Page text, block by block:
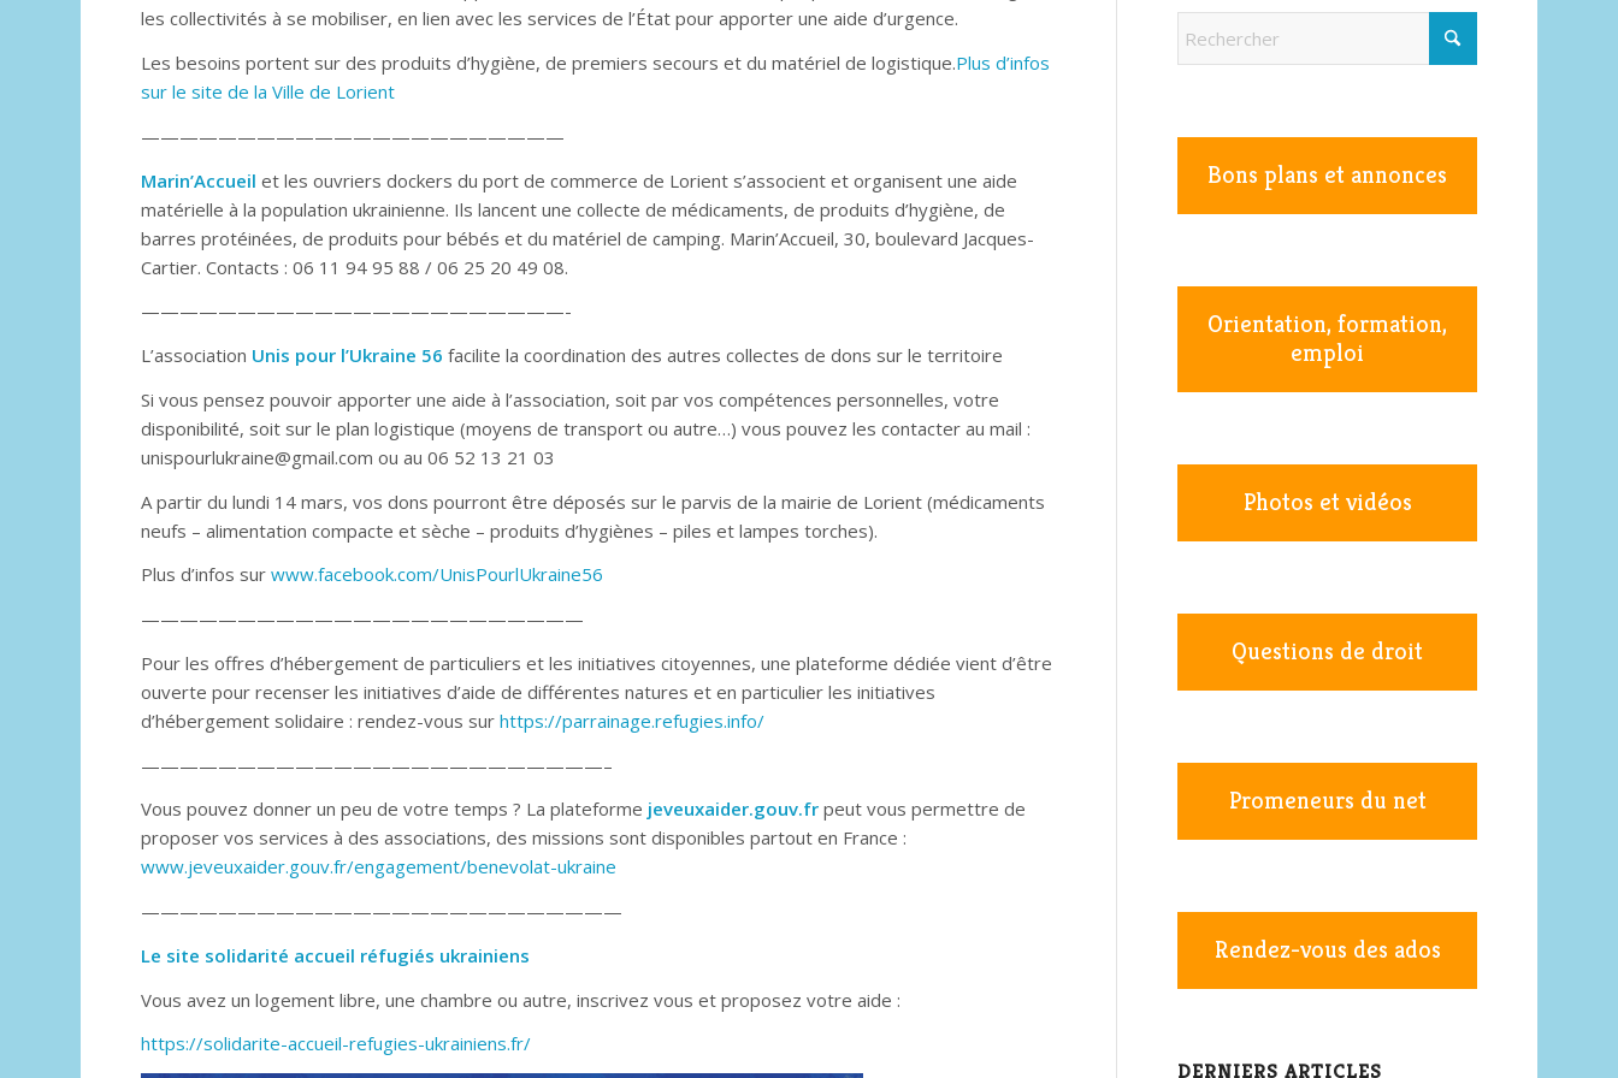
les collectivités à se mobiliser, en lien avec les services de l’État pour apporter une aide d’urgence.
Les besoins portent sur des produits d’hygiène, de premiers secours et du matériel de logistique.Plus d’infos
sur le site de la Ville de Lorient
——————————————————————
Marin’Accueil et les ouvriers dockers du port de commerce de Lorient s’associent et organisent une aide
matérielle à la population ukrainienne. Ils lancent une collecte de médicaments, de produits d’hygiène, de
barres protéinées, de produits pour bébés et du matériel de camping. Marin’Accueil, 30, boulevard Jacques-
Cartier. Contacts : 06 11 94 95 88 / 06 25 20 49 08.
——————————————————————-
L’association Unis pour l’Ukraine 56 facilite la coordination des autres collectes de dons sur le territoire
Si vous pensez pouvoir apporter une aide à l’association, soit par vos compétences personnelles, votre
disponibilité, soit sur le plan logistique (moyens de transport ou autre…) vous pouvez les contacter au mail :
unispourlukraine@gmail.com ou au 06 52 13 21 03
A partir du lundi 14 mars, vos dons pourront être déposés sur le parvis de la mairie de Lorient (médicaments
neufs – alimentation compacte et sèche – produits d’hygiènes – piles et lampes torches).
Plus d’infos surwww.facebook.com/UnisPourlUkraine56
———————————————————————
Pour les offres d’hébergement de particuliers et les initiatives citoyennes, une plateforme dédiée vient d’être
ouverte pour recenser les initiatives d’aide de différentes natures et en particulier les initiatives
d’hébergement solidaire : rendez-vous surhttps://parrainage.refugies.info/
————————————————————————–
Vous pouvez donner un peu de votre temps ? La plateforme jeveuxaider.gouv.fr peut vous permettre de
proposer vos services à des associations, des missions sont disponibles partout en France :
www.jeveuxaider.gouv.fr/engagement/benevolat-ukraine
—————————————————————————
Le site solidarité accueil réfugiés ukrainiens
Vous avez un logement libre, une chambre ou autre, inscrivez vous et proposez votre aide :
https://solidarite-accueil-refugies-ukrainiens.fr/
Bons plans et annonces
Orientation, formation,
emploi
Photos et vidéos
Questions de droit
Promeneurs du net
Rendez-vous des ados
DERNIERS ARTICLES